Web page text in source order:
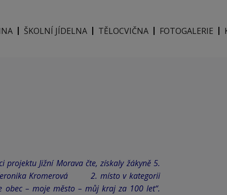
ŠKOLNÍ JÍDELNA TĚLOCVIČNA FOTOGALERIE
Jižní Morava čte, získaly žákyně 5.
Veronika Kromerová
2. místo v kategorii
– moje město – můj kraj za 100 let“.